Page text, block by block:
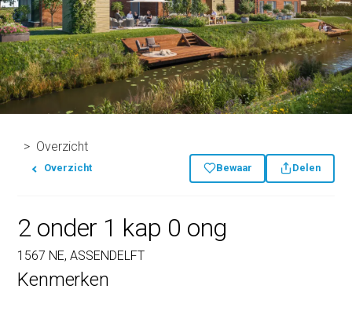
Overzicht
Overzicht Bewaar Delen
2 onder 1 kap 0 ong
1567 NE, ASSENDELFT
Kenmerken